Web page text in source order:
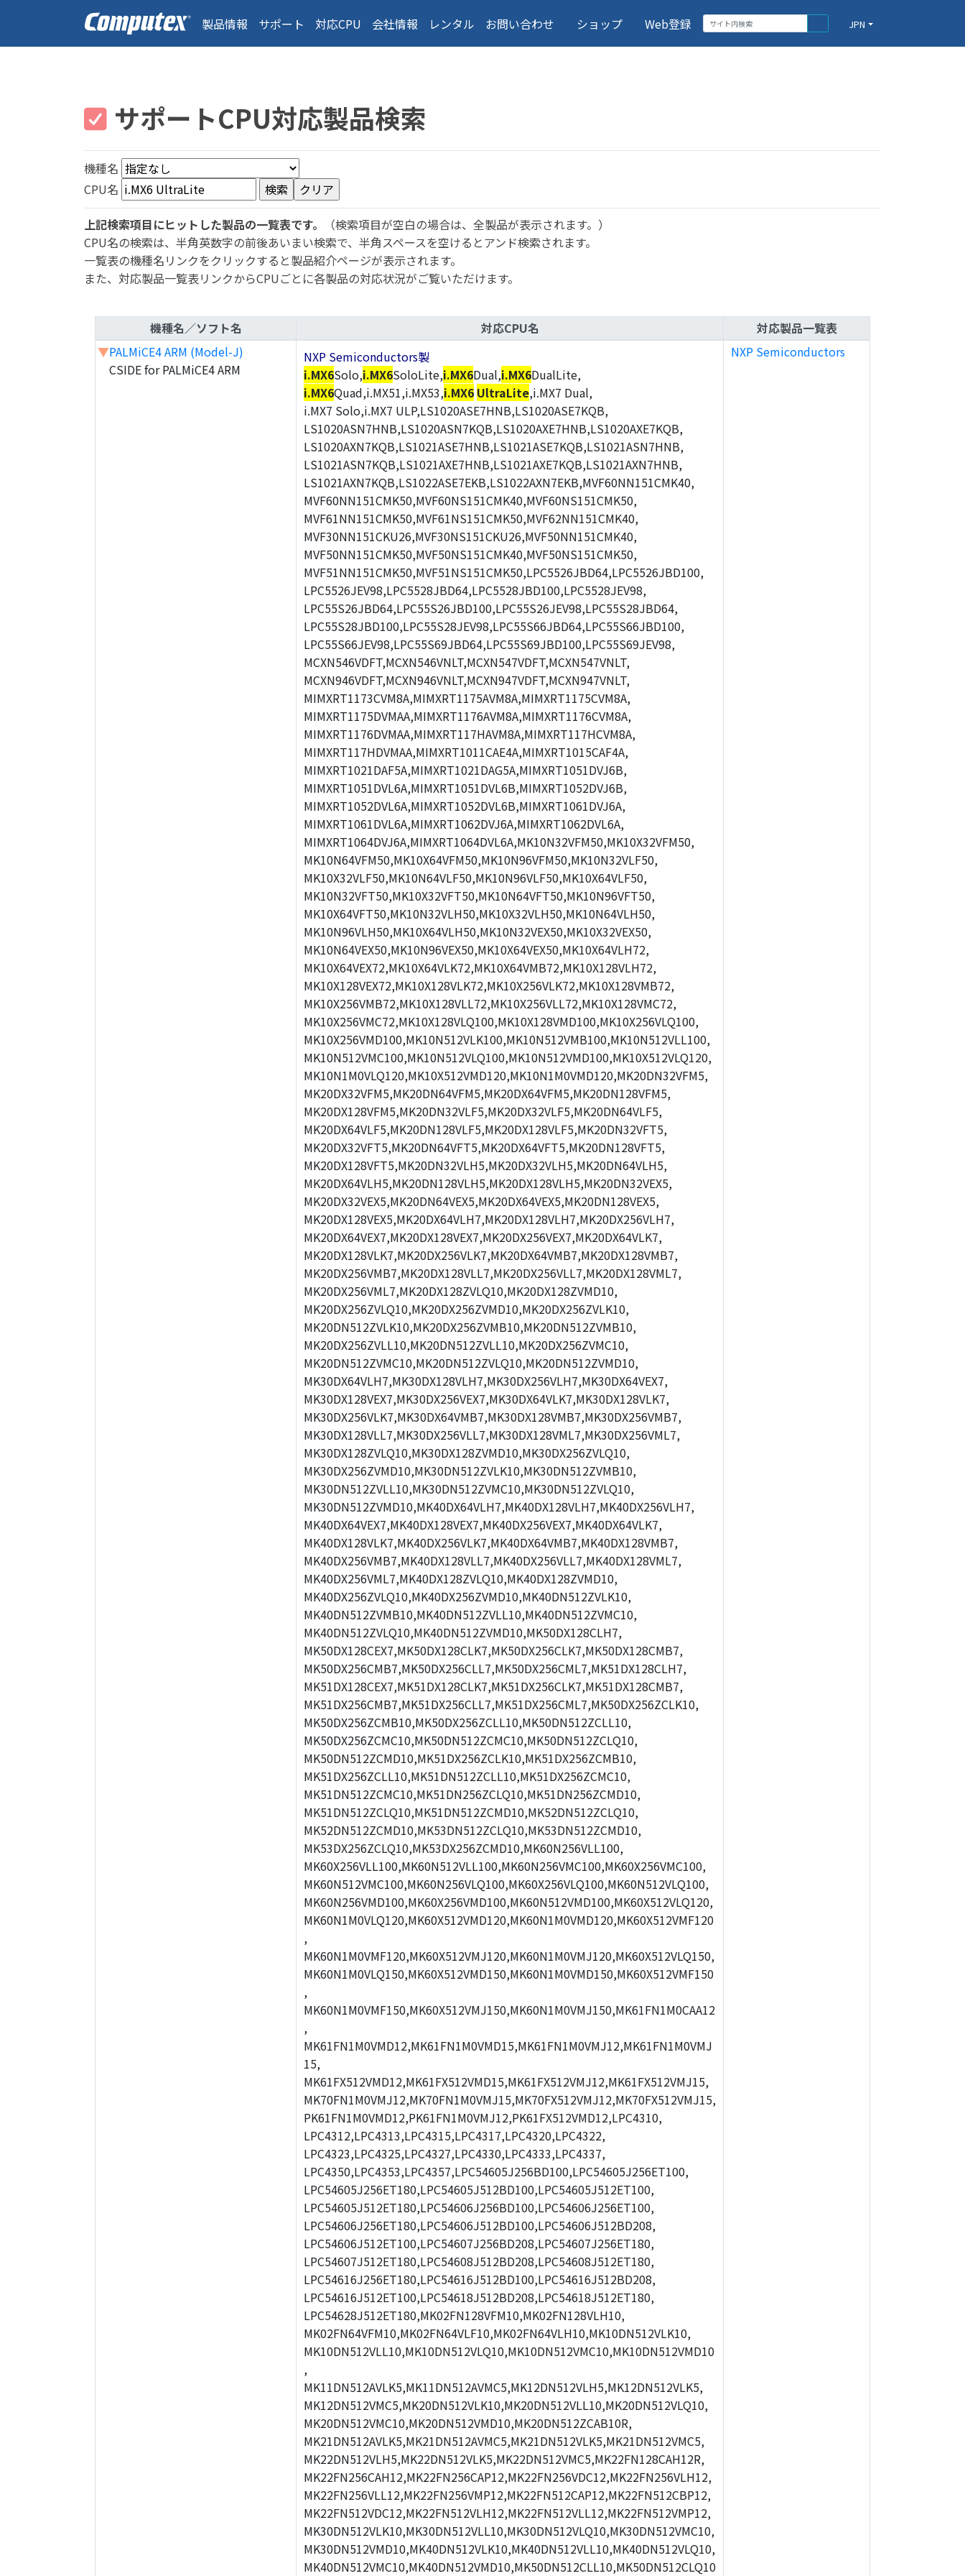
製品情報 サポート 対応CPU 会社情報 レンタル お問い合わせ ショップ Web登録 JPN
サポートCPU対応製品検索
機種名
CPU名
上記検索項目にヒットした製品の一覧表です。
（検索項目が空白の場合は、全製品が表示されます。）
CPU名の検索は、半角英数字の前後あいまい検索で、半角スペースを空けるとアンド検索されます。
一覧表の機種名リンクをクリックすると製品紹介ページが表示されます。
また、対応製品一覧表リンクからCPUごとに各製品の対応状況がご覧いただけます。
機種名／ソフト名 対応CPU名
対応製品一覧表
▼PALMiCE4 ARM (Model-J)
CSIDE for PALMiCE4 ARM
NXP Semiconductors製
i.MX6Solo,i.MX6SoloLite,i.MX6Dual,i.MX6DualLite,
i.MX6Quad,i.MX51,i.MX53,i.MX6 UltraLite,i.MX7 Dual,
i.MX7 Solo,i.MX7 ULP,LS1020ASE7HNB,LS1020ASE7KQB,
LS1020ASN7HNB,LS1020ASN7KQB,LS1020AXE7HNB,LS1020AXE7KQB,
LS1020AXN7KQB,LS1021ASE7HNB,LS1021ASE7KQB,LS1021ASN7HNB,
LS1021ASN7KQB,LS1021AXE7HNB,LS1021AXE7KQB,LS1021AXN7HNB,
LS1021AXN7KQB,LS1022ASE7EKB,LS1022AXN7EKB,MVF60NN151CMK40,
MVF60NN151CMK50,MVF60NS151CMK40,MVF60NS151CMK50,
MVF61NN151CMK50,MVF61NS151CMK50,MVF62NN151CMK40,
MVF30NN151CKU26,MVF30NS151CKU26,MVF50NN151CMK40,
MVF50NN151CMK50,MVF50NS151CMK40,MVF50NS151CMK50,
MVF51NN151CMK50,MVF51NS151CMK50,LPC5526JBD64,LPC5526JBD100,
LPC5526JEV98,LPC5528JBD64,LPC5528JBD100,LPC5528JEV98,
LPC55S26JBD64,LPC55S26JBD100,LPC55S26JEV98,LPC55S28JBD64,
LPC55S28JBD100,LPC55S28JEV98,LPC55S66JBD64,LPC55S66JBD100,
LPC55S66JEV98,LPC55S69JBD64,LPC55S69JBD100,LPC55S69JEV98,
MCXN546VDFT,MCXN546VNLT,MCXN547VDFT,MCXN547VNLT,
MCXN946VDFT,MCXN946VNLT,MCXN947VDFT,MCXN947VNLT,
MIMXRT1173CVM8A,MIMXRT1175AVM8A,MIMXRT1175CVM8A,
MIMXRT1175DVMAA,MIMXRT1176AVM8A,MIMXRT1176CVM8A,
MIMXRT1176DVMAA,MIMXRT117HAVM8A,MIMXRT117HCVM8A,
MIMXRT117HDVMAA,MIMXRT1011CAE4A,MIMXRT1015CAF4A,
MIMXRT1021DAF5A,MIMXRT1021DAG5A,MIMXRT1051DVJ6B,
MIMXRT1051DVL6A,MIMXRT1051DVL6B,MIMXRT1052DVJ6B,
MIMXRT1052DVL6A,MIMXRT1052DVL6B,MIMXRT1061DVJ6A,
MIMXRT1061DVL6A,MIMXRT1062DVJ6A,MIMXRT1062DVL6A,
MIMXRT1064DVJ6A,MIMXRT1064DVL6A,MK10N32VFM50,MK10X32VFM50,
MK10N64VFM50,MK10X64VFM50,MK10N96VFM50,MK10N32VLF50,
MK10X32VLF50,MK10N64VLF50,MK10N96VLF50,MK10X64VLF50,
MK10N32VFT50,MK10X32VFT50,MK10N64VFT50,MK10N96VFT50,
MK10X64VFT50,MK10N32VLH50,MK10X32VLH50,MK10N64VLH50,
MK10N96VLH50,MK10X64VLH50,MK10N32VEX50,MK10X32VEX50,
MK10N64VEX50,MK10N96VEX50,MK10X64VEX50,MK10X64VLH72,
MK10X64VEX72,MK10X64VLK72,MK10X64VMB72,MK10X128VLH72,
MK10X128VEX72,MK10X128VLK72,MK10X256VLK72,MK10X128VMB72,
MK10X256VMB72,MK10X128VLL72,MK10X256VLL72,MK10X128VMC72,
MK10X256VMC72,MK10X128VLQ100,MK10X128VMD100,MK10X256VLQ100,
MK10X256VMD100,MK10N512VLK100,MK10N512VMB100,MK10N512VLL100,
MK10N512VMC100,MK10N512VLQ100,MK10N512VMD100,MK10X512VLQ120,
MK10N1M0VLQ120,MK10X512VMD120,MK10N1M0VMD120,MK20DN32VFM5,
MK20DX32VFM5,MK20DN64VFM5,MK20DX64VFM5,MK20DN128VFM5,
MK20DX128VFM5,MK20DN32VLF5,MK20DX32VLF5,MK20DN64VLF5,
MK20DX64VLF5,MK20DN128VLF5,MK20DX128VLF5,MK20DN32VFT5,
MK20DX32VFT5,MK20DN64VFT5,MK20DX64VFT5,MK20DN128VFT5,
MK20DX128VFT5,MK20DN32VLH5,MK20DX32VLH5,MK20DN64VLH5,
MK20DX64VLH5,MK20DN128VLH5,MK20DX128VLH5,MK20DN32VEX5,
MK20DX32VEX5,MK20DN64VEX5,MK20DX64VEX5,MK20DN128VEX5,
MK20DX128VEX5,MK20DX64VLH7,MK20DX128VLH7,MK20DX256VLH7,
MK20DX64VEX7,MK20DX128VEX7,MK20DX256VEX7,MK20DX64VLK7,
MK20DX128VLK7,MK20DX256VLK7,MK20DX64VMB7,MK20DX128VMB7,
MK20DX256VMB7,MK20DX128VLL7,MK20DX256VLL7,MK20DX128VML7,
MK20DX256VML7,MK20DX128ZVLQ10,MK20DX128ZVMD10,
MK20DX256ZVLQ10,MK20DX256ZVMD10,MK20DX256ZVLK10,
MK20DN512ZVLK10,MK20DX256ZVMB10,MK20DN512ZVMB10,
MK20DX256ZVLL10,MK20DN512ZVLL10,MK20DX256ZVMC10,
MK20DN512ZVMC10,MK20DN512ZVLQ10,MK20DN512ZVMD10,
MK30DX64VLH7,MK30DX128VLH7,MK30DX256VLH7,MK30DX64VEX7,
MK30DX128VEX7,MK30DX256VEX7,MK30DX64VLK7,MK30DX128VLK7,
MK30DX256VLK7,MK30DX64VMB7,MK30DX128VMB7,MK30DX256VMB7,
MK30DX128VLL7,MK30DX256VLL7,MK30DX128VML7,MK30DX256VML7,
MK30DX128ZVLQ10,MK30DX128ZVMD10,MK30DX256ZVLQ10,
MK30DX256ZVMD10,MK30DN512ZVLK10,MK30DN512ZVMB10,
MK30DN512ZVLL10,MK30DN512ZVMC10,MK30DN512ZVLQ10,
MK30DN512ZVMD10,MK40DX64VLH7,MK40DX128VLH7,MK40DX256VLH7,
MK40DX64VEX7,MK40DX128VEX7,MK40DX256VEX7,MK40DX64VLK7,
MK40DX128VLK7,MK40DX256VLK7,MK40DX64VMB7,MK40DX128VMB7,
MK40DX256VMB7,MK40DX128VLL7,MK40DX256VLL7,MK40DX128VML7,
MK40DX256VML7,MK40DX128ZVLQ10,MK40DX128ZVMD10,
MK40DX256ZVLQ10,MK40DX256ZVMD10,MK40DN512ZVLK10,
MK40DN512ZVMB10,MK40DN512ZVLL10,MK40DN512ZVMC10,
MK40DN512ZVLQ10,MK40DN512ZVMD10,MK50DX128CLH7,
MK50DX128CEX7,MK50DX128CLK7,MK50DX256CLK7,MK50DX128CMB7,
MK50DX256CMB7,MK50DX256CLL7,MK50DX256CML7,MK51DX128CLH7,
MK51DX128CEX7,MK51DX128CLK7,MK51DX256CLK7,MK51DX128CMB7,
MK51DX256CMB7,MK51DX256CLL7,MK51DX256CML7,MK50DX256ZCLK10,
MK50DX256ZCMB10,MK50DX256ZCLL10,MK50DN512ZCLL10,
MK50DX256ZCMC10,MK50DN512ZCMC10,MK50DN512ZCLQ10,
MK50DN512ZCMD10,MK51DX256ZCLK10,MK51DX256ZCMB10,
MK51DX256ZCLL10,MK51DN512ZCLL10,MK51DX256ZCMC10,
MK51DN512ZCMC10,MK51DN256ZCLQ10,MK51DN256ZCMD10,
MK51DN512ZCLQ10,MK51DN512ZCMD10,MK52DN512ZCLQ10,
MK52DN512ZCMD10,MK53DN512ZCLQ10,MK53DN512ZCMD10,
MK53DX256ZCLQ10,MK53DX256ZCMD10,MK60N256VLL100,
MK60X256VLL100,MK60N512VLL100,MK60N256VMC100,MK60X256VMC100,
MK60N512VMC100,MK60N256VLQ100,MK60X256VLQ100,MK60N512VLQ100,
MK60N256VMD100,MK60X256VMD100,MK60N512VMD100,MK60X512VLQ120,
MK60N1M0VLQ120,MK60X512VMD120,MK60N1M0VMD120,MK60X512VMF120
,
MK60N1M0VMF120,MK60X512VMJ120,MK60N1M0VMJ120,MK60X512VLQ150,
MK60N1M0VLQ150,MK60X512VMD150,MK60N1M0VMD150,MK60X512VMF150
,
MK60N1M0VMF150,MK60X512VMJ150,MK60N1M0VMJ150,MK61FN1M0CAA12
,
MK61FN1M0VMD12,MK61FN1M0VMD15,MK61FN1M0VMJ12,MK61FN1M0VMJ
15,
MK61FX512VMD12,MK61FX512VMD15,MK61FX512VMJ12,MK61FX512VMJ15,
MK70FN1M0VMJ12,MK70FN1M0VMJ15,MK70FX512VMJ12,MK70FX512VMJ15,
PK61FN1M0VMD12,PK61FN1M0VMJ12,PK61FX512VMD12,LPC4310,
LPC4312,LPC4313,LPC4315,LPC4317,LPC4320,LPC4322,
LPC4323,LPC4325,LPC4327,LPC4330,LPC4333,LPC4337,
LPC4350,LPC4353,LPC4357,LPC54605J256BD100,LPC54605J256ET100,
LPC54605J256ET180,LPC54605J512BD100,LPC54605J512ET100,
LPC54605J512ET180,LPC54606J256BD100,LPC54606J256ET100,
LPC54606J256ET180,LPC54606J512BD100,LPC54606J512BD208,
LPC54606J512ET100,LPC54607J256BD208,LPC54607J256ET180,
LPC54607J512ET180,LPC54608J512BD208,LPC54608J512ET180,
LPC54616J256ET180,LPC54616J512BD100,LPC54616J512BD208,
LPC54616J512ET100,LPC54618J512BD208,LPC54618J512ET180,
LPC54628J512ET180,MK02FN128VFM10,MK02FN128VLH10,
MK02FN64VFM10,MK02FN64VLF10,MK02FN64VLH10,MK10DN512VLK10,
MK10DN512VLL10,MK10DN512VLQ10,MK10DN512VMC10,MK10DN512VMD10
,
MK11DN512AVLK5,MK11DN512AVMC5,MK12DN512VLH5,MK12DN512VLK5,
MK12DN512VMC5,MK20DN512VLK10,MK20DN512VLL10,MK20DN512VLQ10,
MK20DN512VMC10,MK20DN512VMD10,MK20DN512ZCAB10R,
MK21DN512AVLK5,MK21DN512AVMC5,MK21DN512VLK5,MK21DN512VMC5,
MK22DN512VLH5,MK22DN512VLK5,MK22DN512VMC5,MK22FN128CAH12R,
MK22FN256CAH12,MK22FN256CAP12,MK22FN256VDC12,MK22FN256VLH12,
MK22FN256VLL12,MK22FN256VMP12,MK22FN512CAP12,MK22FN512CBP12,
MK22FN512VDC12,MK22FN512VLH12,MK22FN512VLL12,MK22FN512VMP12,
MK30DN512VLK10,MK30DN512VLL10,MK30DN512VLQ10,MK30DN512VMC10,
MK30DN512VMD10,MK40DN512VLK10,MK40DN512VLL10,MK40DN512VLQ10,
MK40DN512VMC10,MK40DN512VMD10,MK50DN512CLL10,MK50DN512CLQ10
NXP Semiconductors